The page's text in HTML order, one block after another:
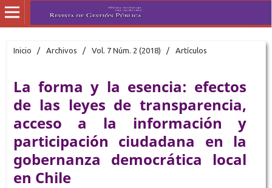
Inicio / Archivos / Vol. 7 Núm. 2 (2018) / Artículos
La forma y la esencia: efectos
de las leyes de transparencia,
acceso a la información y
participación ciudadana en la
gobernanza democrática local
en Chile